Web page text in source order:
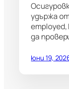
удържа
employed,
да
юни 19,